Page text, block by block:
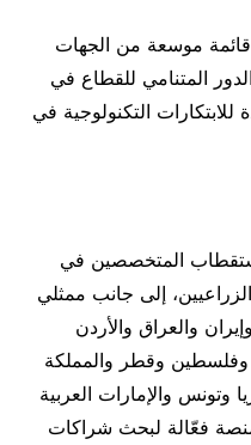
موسعة من الجهات
المتنامي للقطاع في
للابتكارات التكنولوجية في
المتخصصين في
إلى جانب ممثلي
والعراق والأردن
وفلسطين وقطر والمملكة
وتونس والإمارات العربية
فعّالة لبحث شراكات